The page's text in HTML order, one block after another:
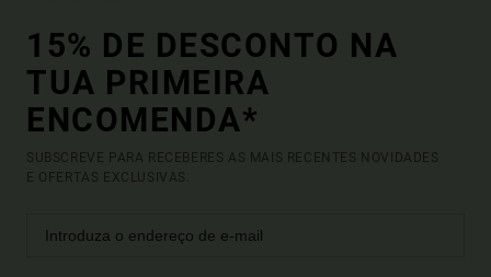
15% DE DESCONTO NA
TUA PRIMEIRA
ENCOMENDA*
SUBSCREVE PARA RECEBERES AS MAIS RECENTES NOVIDADES
E OFERTAS EXCLUSIVAS.